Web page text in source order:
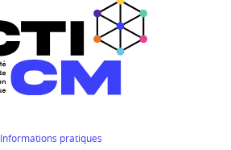
Informations pratiques